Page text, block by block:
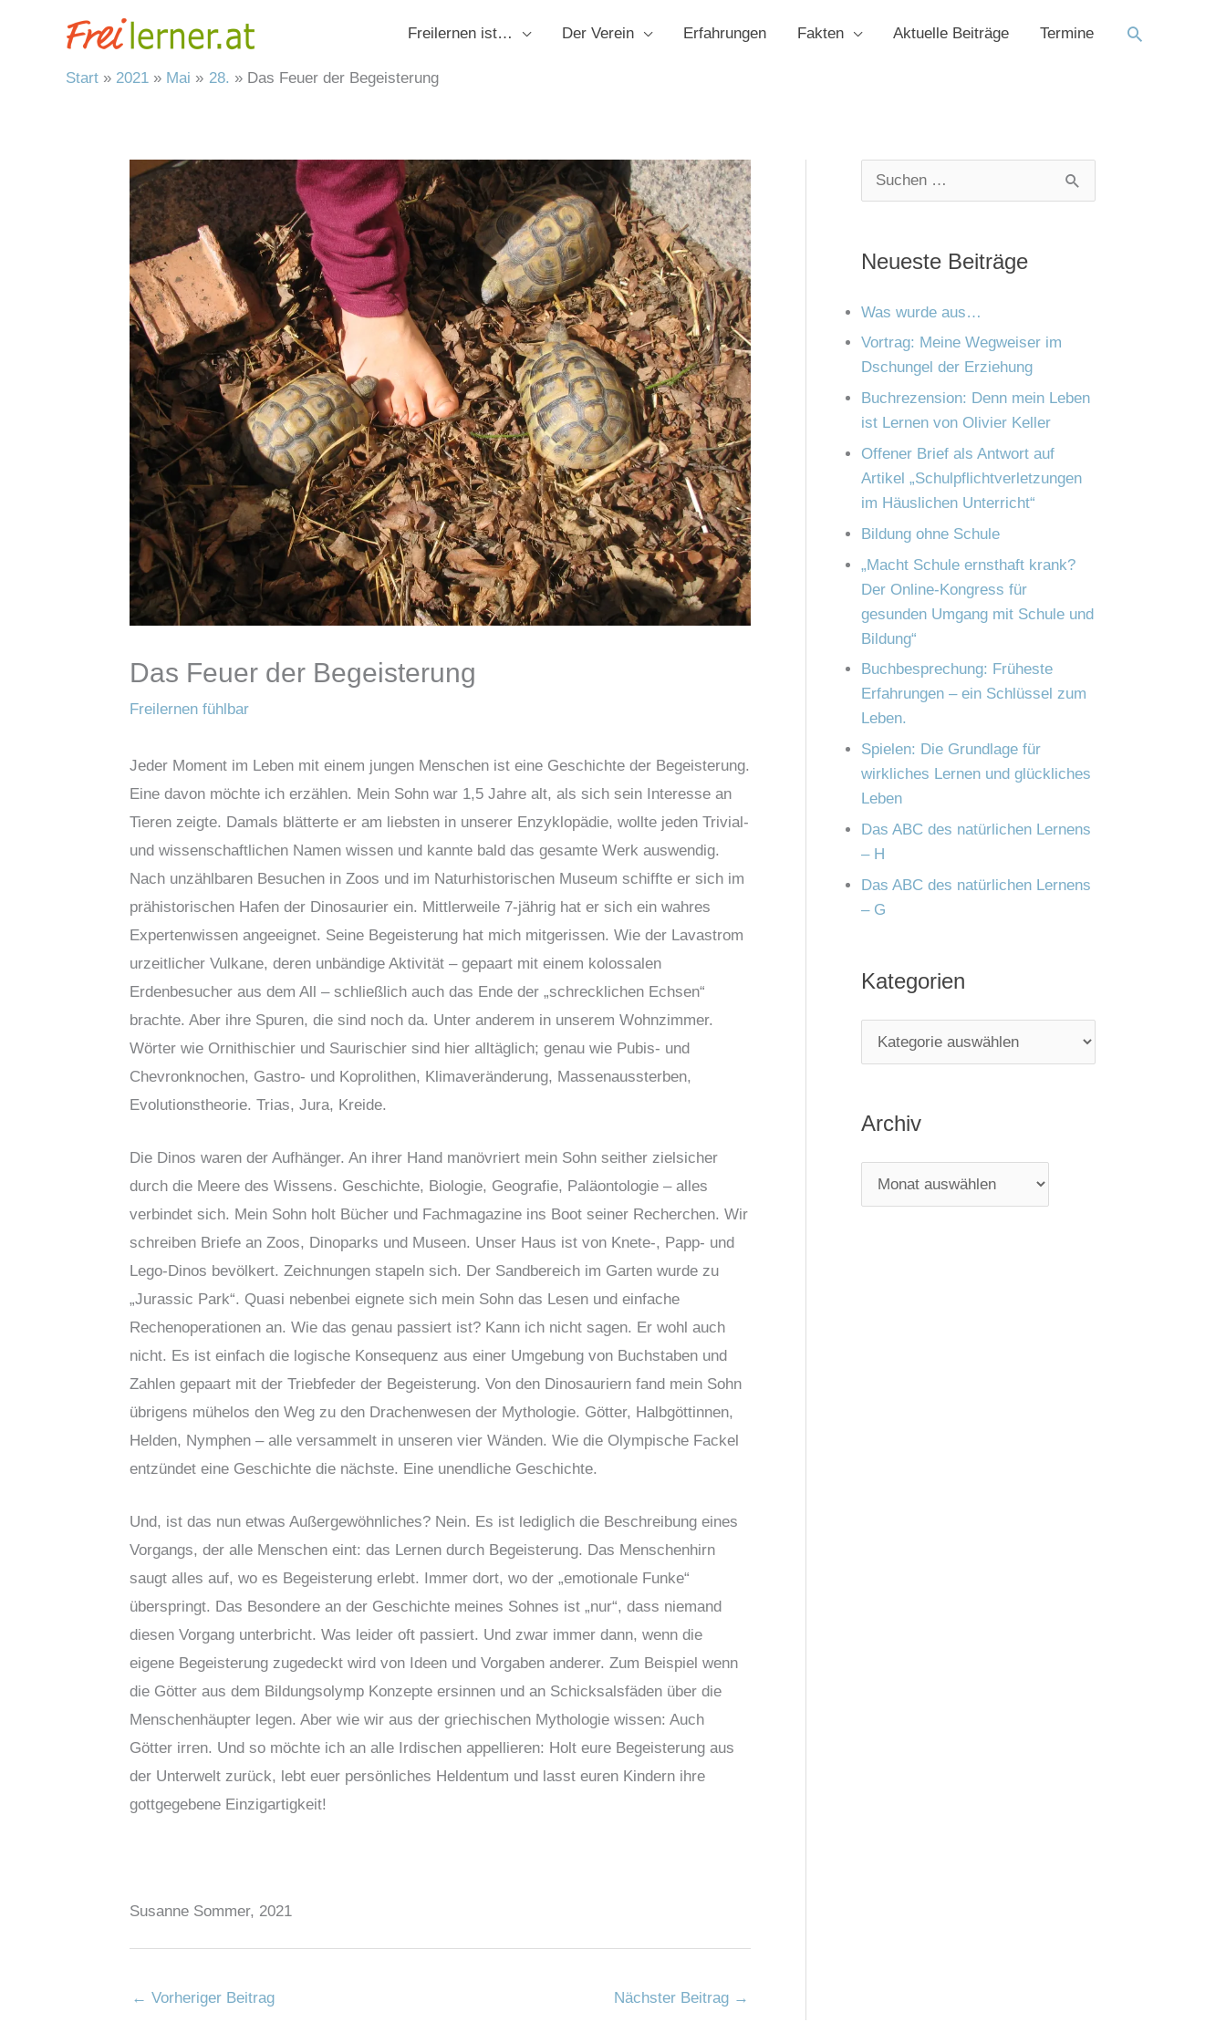
Freilernen ist… Der Verein Erfahrungen Fakten Aktuelle Beiträge Termine Suchen
Start 2021 Mai 28. Das Feuer der Begeisterung
Das Feuer der Begeisterung
Freilernen fühlbar
Jeder Moment im Leben mit einem jungen Menschen ist eine Geschichte der Begeisterung.
Eine davon möchte ich erzählen. Mein Sohn war 1,5 Jahre alt, als sich sein Interesse an
Tieren zeigte. Damals blätterte er am liebsten in unserer Enzyklopädie, wollte jeden Trivial-
und wissenschaftlichen Namen wissen und kannte bald das gesamte Werk auswendig.
Nach unzählbaren Besuchen in Zoos und im Naturhistorischen Museum schiffte er sich im
prähistorischen Hafen der Dinosaurier ein. Mittlerweile 7-jährig hat er sich ein wahres
Expertenwissen angeeignet. Seine Begeisterung hat mich mitgerissen. Wie der Lavastrom
urzeitlicher Vulkane, deren unbändige Aktivität – gepaart mit einem kolossalen
Erdenbesucher aus dem All – schließlich auch das Ende der „schrecklichen Echsen“
brachte. Aber ihre Spuren, die sind noch da. Unter anderem in unserem Wohnzimmer.
Wörter wie Ornithischier und Saurischier sind hier alltäglich; genau wie Pubis- und
Chevronknochen, Gastro- und Koprolithen, Klimaveränderung, Massenaussterben,
Evolutionstheorie. Trias, Jura, Kreide.
Die Dinos waren der Aufhänger. An ihrer Hand manövriert mein Sohn seither zielsicher
durch die Meere des Wissens. Geschichte, Biologie, Geografie, Paläontologie – alles
verbindet sich. Mein Sohn holt Bücher und Fachmagazine ins Boot seiner Recherchen. Wir
schreiben Briefe an Zoos, Dinoparks und Museen. Unser Haus ist von Knete-, Papp- und
Lego-Dinos bevölkert. Zeichnungen stapeln sich. Der Sandbereich im Garten wurde zu
„Jurassic Park“. Quasi nebenbei eignete sich mein Sohn das Lesen und einfache
Rechenoperationen an. Wie das genau passiert ist? Kann ich nicht sagen. Er wohl auch
nicht. Es ist einfach die logische Konsequenz aus einer Umgebung von Buchstaben und
Zahlen gepaart mit der Triebfeder der Begeisterung. Von den Dinosauriern fand mein Sohn
übrigens mühelos den Weg zu den Drachenwesen der Mythologie. Götter, Halbgöttinnen,
Helden, Nymphen – alle versammelt in unseren vier Wänden. Wie die Olympische Fackel
entzündet eine Geschichte die nächste. Eine unendliche Geschichte.
Und, ist das nun etwas Außergewöhnliches? Nein. Es ist lediglich die Beschreibung eines
Vorgangs, der alle Menschen eint: das Lernen durch Begeisterung. Das Menschenhirn
saugt alles auf, wo es Begeisterung erlebt. Immer dort, wo der „emotionale Funke“
überspringt. Das Besondere an der Geschichte meines Sohnes ist „nur“, dass niemand
diesen Vorgang unterbricht. Was leider oft passiert. Und zwar immer dann, wenn die
eigene Begeisterung zugedeckt wird von Ideen und Vorgaben anderer. Zum Beispiel wenn
die Götter aus dem Bildungsolymp Konzepte ersinnen und an Schicksalsfäden über die
Menschenhäupter legen. Aber wie wir aus der griechischen Mythologie wissen: Auch
Götter irren. Und so möchte ich an alle Irdischen appellieren: Holt eure Begeisterung aus
der Unterwelt zurück, lebt euer persönliches Heldentum und lasst euren Kindern ihre
gottgegebene Einzigartigkeit!
Susanne Sommer, 2021
← Vorheriger Beitrag Nächster Beitrag →
e
n
n
a
c
h
:
Neueste Beiträge
Was wurde aus…
Vortrag: Meine Wegweiser im
Dschungel der Erziehung
Buchrezension: Denn mein Leben
ist Lernen von Olivier Keller
Offener Brief als Antwort auf
Artikel „Schulpflichtverletzungen
im Häuslichen Unterricht“
Bildung ohne Schule
„Macht Schule ernsthaft krank?
Der Online-Kongress für
gesunden Umgang mit Schule und
Bildung“
Buchbesprechung: Früheste
Erfahrungen – ein Schlüssel zum
Leben.
Spielen: Die Grundlage für
wirkliches Lernen und glückliches
Leben
Das ABC des natürlichen Lernens
– H
Das ABC des natürlichen Lernens
– G
Kategorien
a
e
r
i
e
n
Archiv
r
h